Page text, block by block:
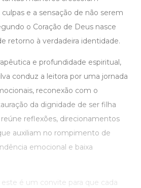
e a sensação de não serem
o Coração de Deus nasce
retorno à verdadeira identidade.
e profundidade espiritual,
conduz a leitora por uma jornada
reconexão com o
da dignidade de ser filha
reúne reflexões, direcionamentos
auxiliam no rompimento de
emocional e baixa
é um convite para que cada